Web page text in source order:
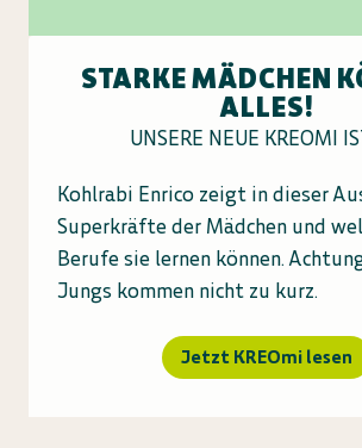
STARKE MÄDCHEN
ALLES!
UNSERE NEUE KREOMI
Kohlrabi Enrico zeigt in dieser
Superkräfte der Mädchen und
Berufe sie lernen können.
Jungs kommen nicht zu kurz.
Jetzt KREOmi lesen